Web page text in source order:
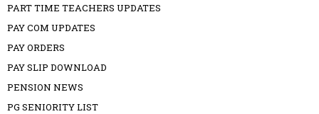
PART TIME TEACHERS UPDATES
PAY COM UPDATES
PAY ORDERS
PAY SLIP DOWNLOAD
PENSION NEWS
PG SENIORITY LIST